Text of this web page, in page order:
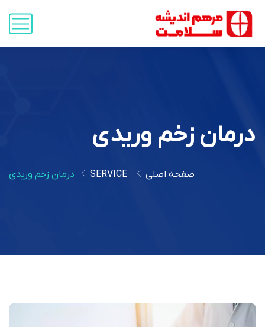
درمان زخم وریدی
صفحه اصلی SERVICE درمان زخم وریدی